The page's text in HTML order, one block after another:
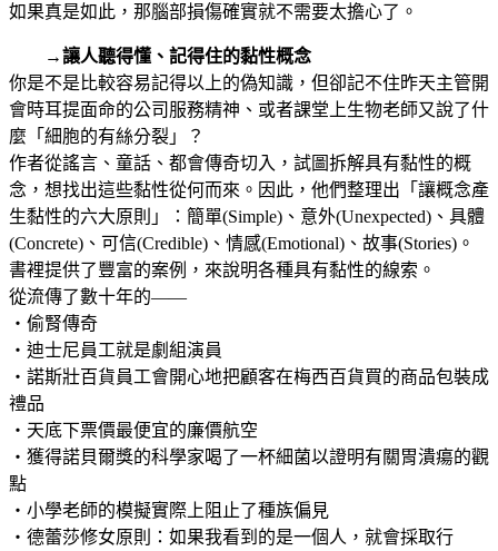
如果真是如此，那腦部損傷確實就不需要太擔心了。
→讓人聽得懂、記得住的黏性概念
你是不是比較容易記得以上的偽知識，但卻記不住昨天主管開
會時耳提面命的公司服務精神、或者課堂上生物老師又說了什
麼「細胞的有絲分裂」？
作者從謠言、童話、都會傳奇切入，試圖拆解具有黏性的概
念，想找出這些黏性從何而來。因此，他們整理出「讓概念產
生黏性的六大原則」：簡單(Simple)、意外(Unexpected)、具體
(Concrete)、可信(Credible)、情感(Emotional)、故事(Stories)。
書裡提供了豐富的案例，來說明各種具有黏性的線索。
從流傳了數十年的——
‧偷腎傳奇
‧迪士尼員工就是劇組演員
‧諾斯壯百貨員工會開心地把顧客在梅西百貨買的商品包裝成
禮品
‧天底下票價最便宜的廉價航空
‧獲得諾貝爾獎的科學家喝了一杯細菌以證明有關胃潰瘍的觀
點
‧小學老師的模擬實際上阻止了種族偏見
‧德蕾莎修女原則：如果我看到的是一個人，就會採取行